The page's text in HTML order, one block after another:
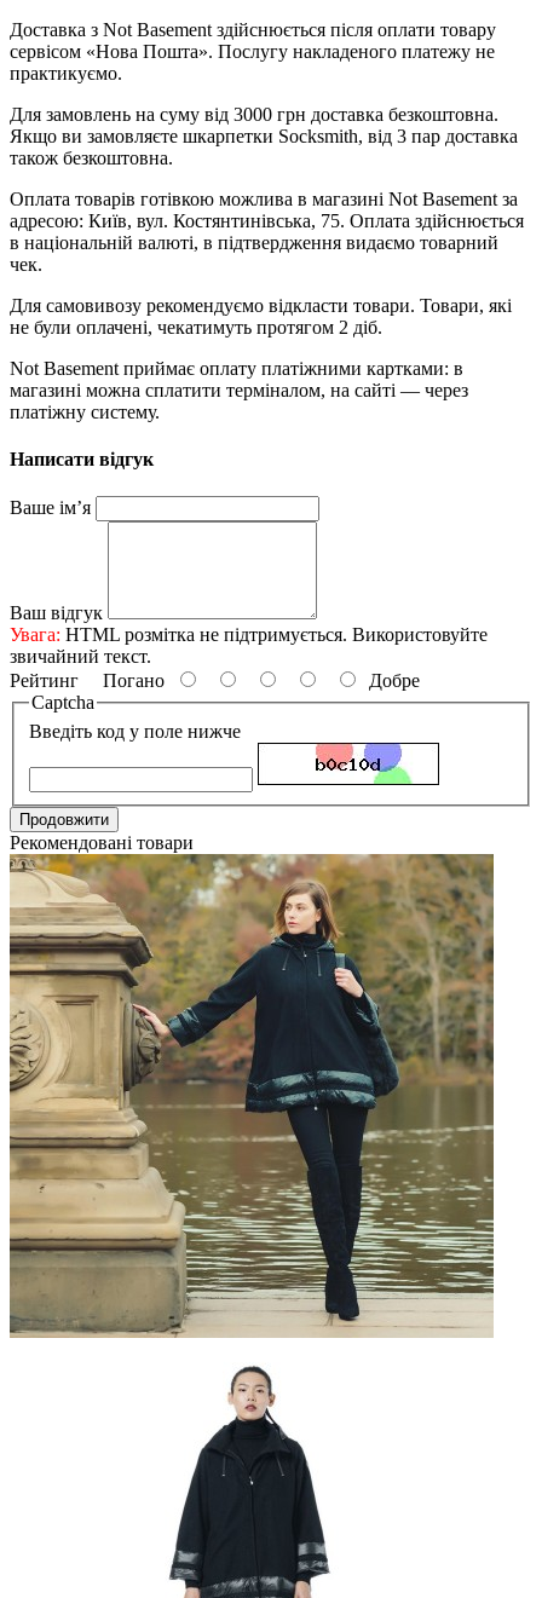
Доставка з Not Basement здійснюється після оплати товару
сервісом «Нова Пошта». Послугу накладеного платежу не
практикуємо.
Для замовлень на суму від 3000 грн доставка безкоштовна.
Якщо ви замовляєте шкарпетки Socksmith, від 3 пар доставка
також безкоштовна.
Оплата товарів готівкою можлива в магазині Not Basement за
адресою: Київ, вул. Костянтинівська, 75. Оплата здійснюється
в національній валюті, в підтвердження видаємо товарний
чек.
Для самовивозу рекомендуємо відкласти товари. Товари, які
не були оплачені, чекатимуть протягом 2 діб.
Not Basement приймає оплату платіжними картками: в
магазині можна сплатити терміналом, на сайті — через
платіжну систему.
Написати відгук
Ваше ім’я
Ваш відгук
Увага: HTML розмітка не підтримується. Використовуйте
звичайний текст.
Рейтинг Погано
Добре
Captcha
Введіть код у поле нижче
Продовжити
Рекомендовані товари